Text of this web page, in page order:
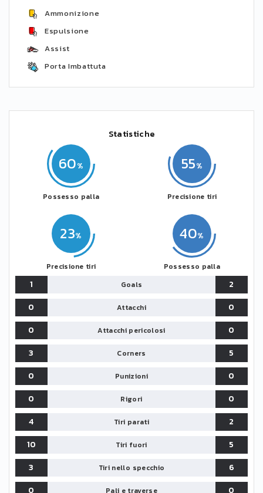
Ammonizione
Espulsione
Assist
Porta Imbattuta
Statistiche
60
Possesso palla
23
Precisione tiri
40
Possesso palla
55
Precisione tiri
1 Goals
2
0
Attacchi
0
0
Attacchi pericolosi
0
3
Corners
5
0
Punizioni
0
0
Rigori
0
4
Tiri parati
2
10
Tiri fuori
5
3
Tiri nello specchio
6
0
Pali e traverse 0